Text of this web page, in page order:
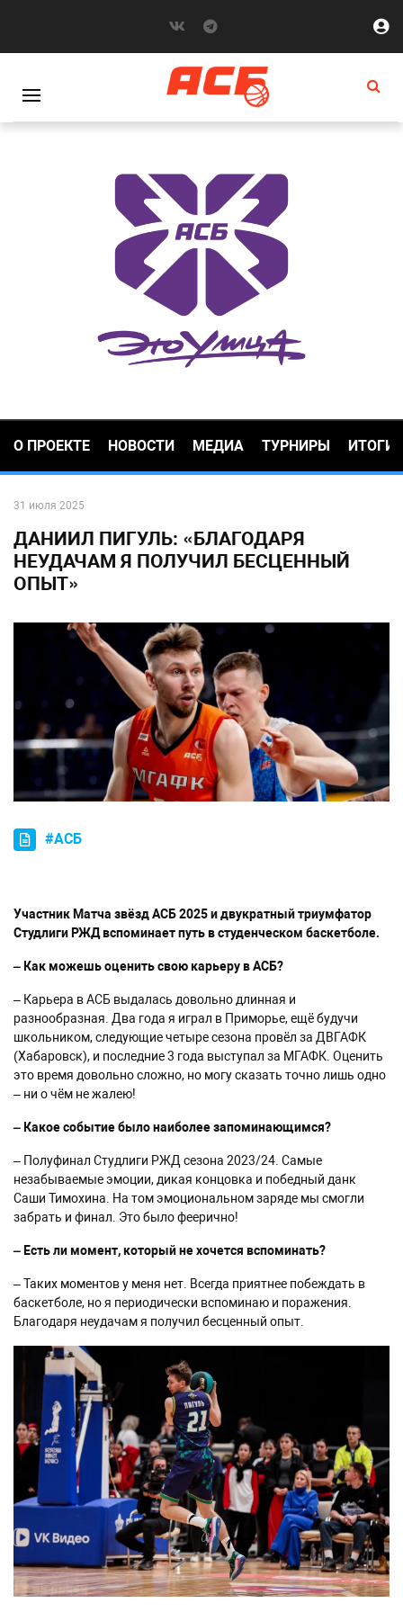
О ПРОЕКТЕ НОВОСТИ МЕДИА ТУРНИРЫ ИТОГИ
31 июля 2025
ДАНИИЛ ПИГУЛЬ: «БЛАГОДАРЯ
НЕУДАЧАМ Я ПОЛУЧИЛ БЕСЦЕННЫЙ
ОПЫТ»
#АСБ
Участник Матча звёзд АСБ 2025 и двукратный триумфатор
Студлиги РЖД вспоминает путь в студенческом баскетболе.
– Как можешь оценить свою карьеру в АСБ?
– Карьера в АСБ выдалась довольно длинная и
разнообразная. Два года я играл в Приморье, ещё будучи
школьником, следующие четыре сезона провёл за ДВГАФК
(Хабаровск), и последние 3 года выступал за МГАФК. Оценить
это время довольно сложно, но могу сказать точно лишь одно
– ни о чём не жалею!
– Какое событие было наиболее запоминающимся?
– Полуфинал Студлиги РЖД сезона 2023/24. Самые
незабываемые эмоции, дикая концовка и победный данк
Саши Тимохина. На том эмоциональном заряде мы смогли
забрать и финал. Это было феерично!
– Есть ли момент, который не хочется вспоминать?
– Таких моментов у меня нет. Всегда приятнее побеждать в
баскетболе, но я периодически вспоминаю и поражения.
Благодаря неудачам я получил бесценный опыт.